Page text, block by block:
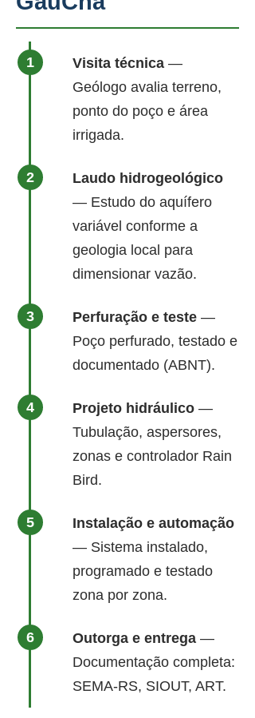
Visita técnica —
Geólogo avalia terreno,
ponto do poço e área
irrigada.
Laudo hidrogeológico
— Estudo do aquífero
variável conforme a
geologia local para
dimensionar vazão.
Perfuração e teste —
Poço perfurado, testado e
documentado (ABNT).
Projeto hidráulico —
Tubulação, aspersores,
zonas e controlador Rain
Bird.
Instalação e automação
— Sistema instalado,
programado e testado
zona por zona.
Outorga e entrega —
Documentação completa:
SEMA-RS, SIOUT, ART.